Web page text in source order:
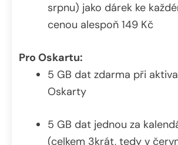
srpnu) jako dárek ke
cenou alespoň 149 Kč
Pro Oskartu:
5 GB dat zdarma při
Oskarty
5 GB dat jednou za
(celkem 3krát, tedy v